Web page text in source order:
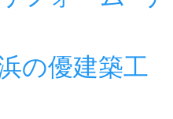
の優建築工